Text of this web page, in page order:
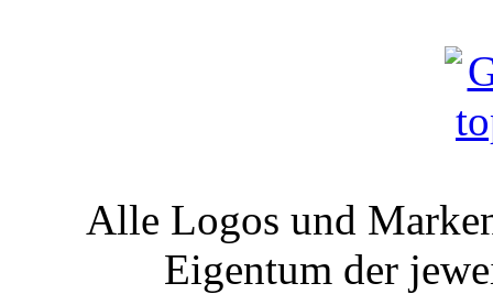
Alle Logos und
Eigentum der